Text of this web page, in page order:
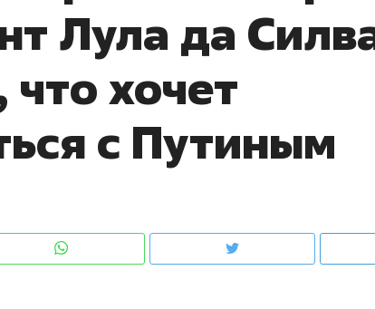
Лула да
что хочет
с Путиным
школьной формы о контрафакте,
налогах и развитии без кредитов